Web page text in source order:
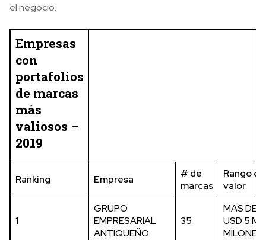
el negocio.
Empresas
con
portafolios
de marcas
más
valiosos –
2019
Ranking Empresa
# de
marcas
Rango de
valor
1
GRUPO
EMPRESARIAL
ANTIQUEÑO
35
MAS DE
USD 5 MIL
MILONES